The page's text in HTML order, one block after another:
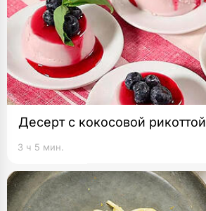
Десерт с кокосовой рикоттой
3 ч 5 мин.